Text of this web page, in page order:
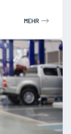
MEHR